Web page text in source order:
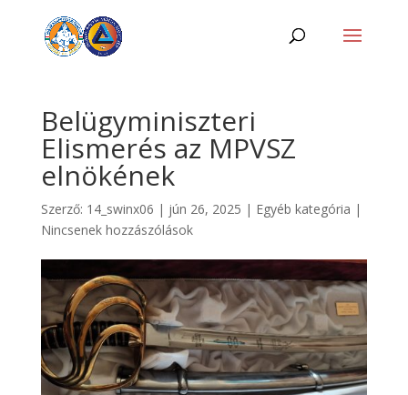
Belügyminiszteri
Elismerés az MPVSZ
elnökének
Szerző: 14_swinx06 | jún 26, 2025 | Egyéb kategória |
Nincsenek hozzászólások